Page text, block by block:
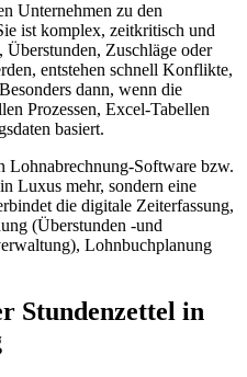
Unternehmen zu den
ist komplex, zeitkritisch und
Zuschläge oder
entstehen schnell Konflikte,
dann, wenn die
Prozessen, Excel-Tabellen
basiert.
Lohnabrechnung-Software bzw.
Luxus mehr, sondern eine
die digitale Zeiterfassung,
(Überstunden -und
Lohnbuchplanung
Stundenzettel in